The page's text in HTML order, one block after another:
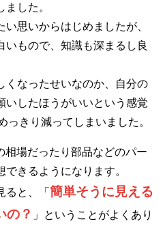
した。
思いからはじめましたが、
いもので、知識も深まるし良
くなったせいなのか、自分の
いしたほうがいいという感覚
っきり減ってしまいました。
相場だったり部品などのパー
きるようになります。
ると、「 簡単そうに見える
の？ 」ということがよくあり